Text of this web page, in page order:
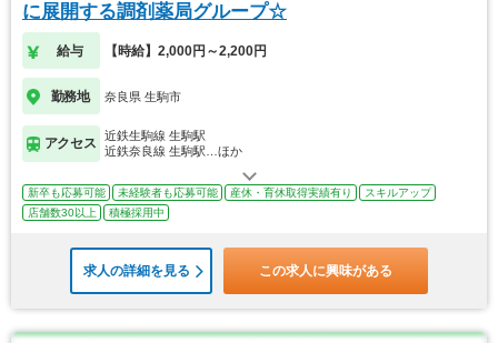
に展開する調剤薬局グループ☆
給与 【時給】2,000円～2,200円
勤務地 奈良県 生駒市
アクセス
近鉄生駒線 生駒駅
近鉄奈良線 生駒駅…ほか
新卒も応募可能 未経験者も応募可能 産休・育休取得実績有り
スキルアップ
店舗数30以上
積極採用中
求人の詳細を見る この求人に興味がある